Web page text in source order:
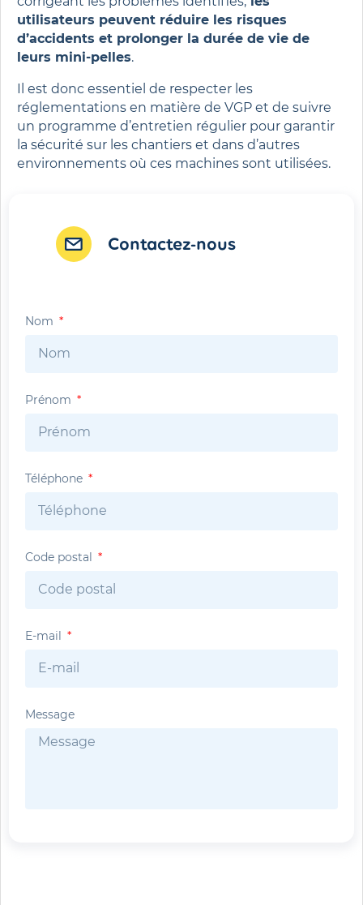
utilisateurs peuvent réduire les risques
d’accidents et prolonger la durée de vie de
leurs mini-pelles.
Il est donc essentiel de respecter les
réglementations en matière de VGP et de suivre
un programme d’entretien régulier pour garantir
la sécurité sur les chantiers et dans d’autres
environnements où ces machines sont utilisées.
Contactez-nous
Nom
Prénom
Téléphone
Code postal
E-mail
Message